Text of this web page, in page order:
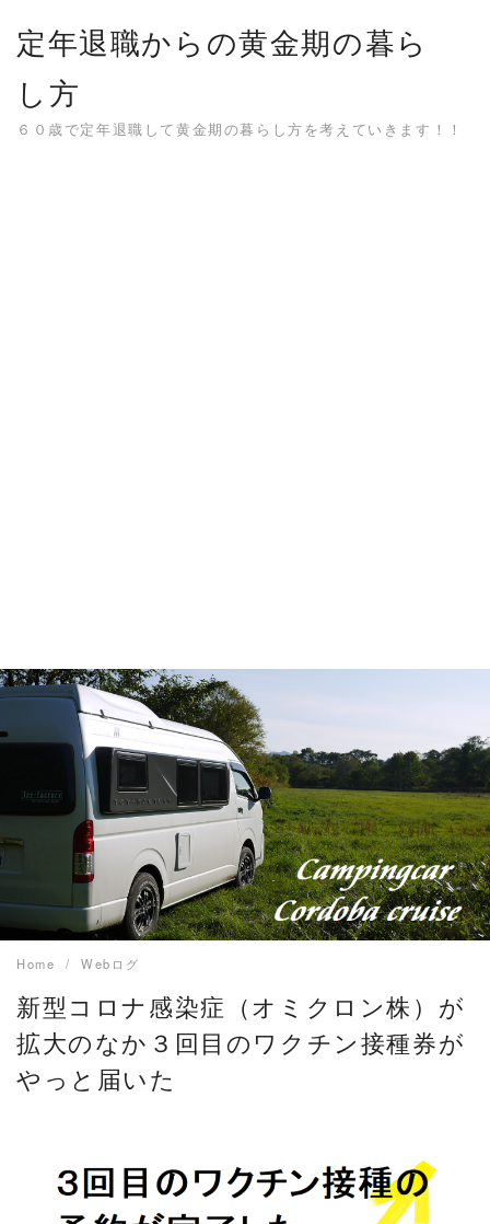
content
定年退職からの黄金期の暮ら
し方
６０歳で定年退職して黄金期の暮らし方を考えていきます！！
Home Webログ
新型コロナ感染症（オミクロン株）が
拡大のなか３回目のワクチン接種券が
やっと届いた